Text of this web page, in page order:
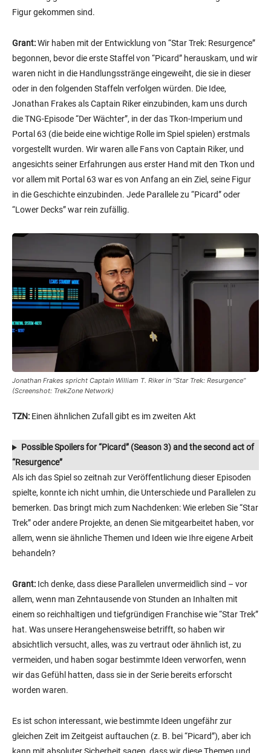
Figur gekommen sind.
Grant:Wir haben mit der Entwicklung von “Star Trek: Resurgence”
begonnen, bevor die erste Staffel von “Picard” herauskam, und wir
waren nicht in die Handlungsstränge eingeweiht, die sie in dieser
oder in den folgenden Staffeln verfolgen würden. Die Idee,
Jonathan Frakes als Captain Riker einzubinden, kam uns durch
die TNG-Episode “Der Wächter”, in der das Tkon-Imperium und
Portal 63 (die beide eine wichtige Rolle im Spiel spielen) erstmals
vorgestellt wurden. Wir waren alle Fans von Captain Riker, und
angesichts seiner Erfahrungen aus erster Hand mit den Tkon und
vor allem mit Portal 63 war es von Anfang an ein Ziel, seine Figur
in die Geschichte einzubinden. Jede Parallele zu “Picard” oder
“Lower Decks” war rein zufällig.
Jonathan Frakes spricht Captain William T. Riker in “Star Trek: Resurgence”
(Screenshot: TrekZone Network)
TZN: Einen ähnlichen Zufall gibt es im zweiten Akt
Possible Spoilers for “Picard” (Season 3) and the second act of
“Resurgence”
Als ich das Spiel so zeitnah zur Veröffentlichung dieser Episoden
spielte, konnte ich nicht umhin, die Unterschiede und Parallelen zu
bemerken. Das bringt mich zum Nachdenken: Wie erleben Sie “Star
Trek” oder andere Projekte, an denen Sie mitgearbeitet haben, vor
allem, wenn sie ähnliche Themen und Ideen wie Ihre eigene Arbeit
behandeln?
Grant: Ich denke, dass diese Parallelen unvermeidlich sind – vor
allem, wenn man Zehntausende von Stunden an Inhalten mit
einem so reichhaltigen und tiefgründigen Franchise wie “Star Trek”
hat. Was unsere Herangehensweise betrifft, so haben wir
absichtlich versucht, alles, was zu vertraut oder ähnlich ist, zu
vermeiden, und haben sogar bestimmte Ideen verworfen, wenn
wir das Gefühl hatten, dass sie in der Serie bereits erforscht
worden waren.
Es ist schon interessant, wie bestimmte Ideen ungefähr zur
gleichen Zeit im Zeitgeist auftauchen (z. B. bei “Picard”), aber ich